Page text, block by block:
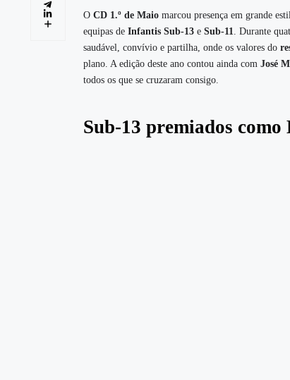
O CD 1.º de Maiomarcou presença em grande
equipas de Infantis Sub-13e Sub-11. Durante
saudável, convívio e partilha, onde os valores do
plano. A edição deste ano contou ainda com José
todos os que se cruzaram consigo.
Sub-13 premiados